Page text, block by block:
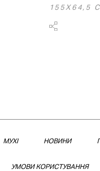
155Х64,5
МУХІ НОВИНИ
УМОВИ КОРИСТУВАННЯ